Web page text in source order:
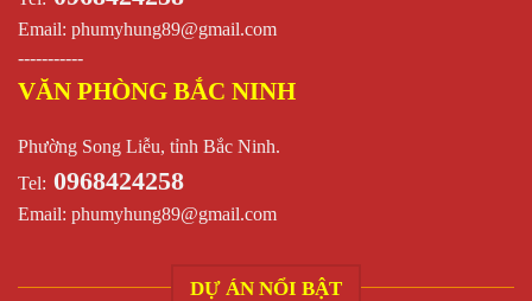
Email: phumyhung89@gmail.com
-----------
VĂN PHÒNG BẮC NINH
Phường Song Liễu, tỉnh Bắc Ninh.
Tel: 0968424258
Email: phumyhung89@gmail.com
DỰ ÁN NỔI BẬT